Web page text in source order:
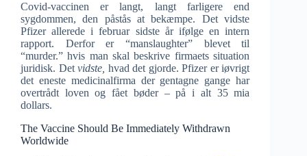
Covid-vaccinen er langt, langt farligere end
sygdommen, den påstås at bekæmpe. Det vidste
Pfizer allerede i februar sidste år ifølge en intern
rapport. Derfor er “manslaughter” blevet til
“murder.” hvis man skal beskrive firmaets situation
juridisk. Detvidste, hvad det gjorde. Pfizer er iøvrigt
det eneste medicinalfirma der gentagne gange har
overtrådt loven og fået bøder – på i alt 35 mia
dollars.
The Vaccine Should Be Immediately Withdrawn
Worldwide